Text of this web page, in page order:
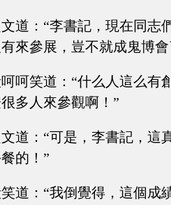
道：“李書記，現在同志
來參展，豈不就成鬼博會
呵笑道：“什么人這么有
多人來參觀啊！”
道：“可是，李書記，這
的！”
道：“我倒覺得，這個成